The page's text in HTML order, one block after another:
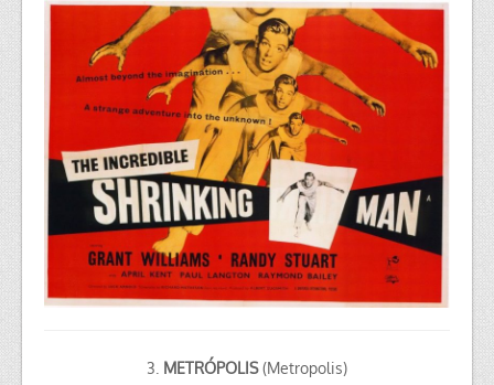
3. METRÓPOLIS(Metropolis)